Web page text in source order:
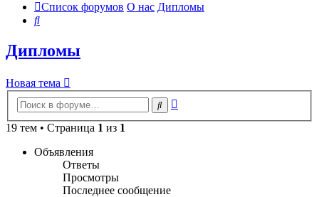
Список форумов О нас Дипломы
Поиск
Дипломы
Новая тема
Поиск
19 тем • Страница 1 из 1
Объявления
Ответы
Просмотры
Последнее сообщение